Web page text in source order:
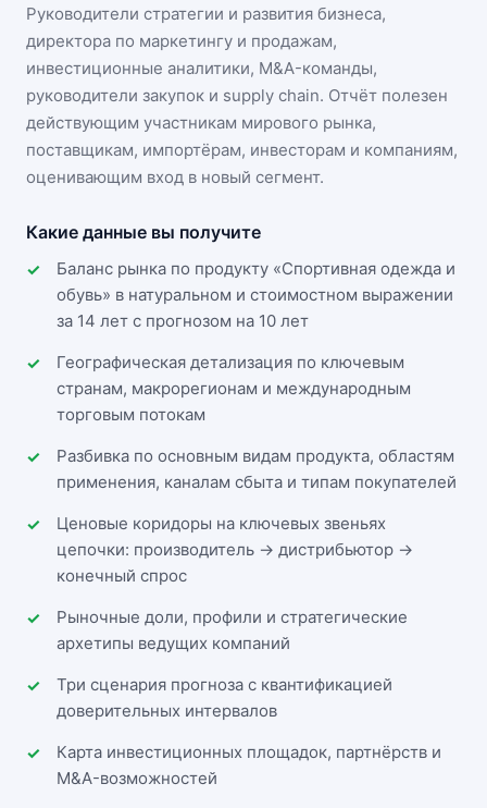
Руководители стратегии и развития бизнеса,
директора по маркетингу и продажам,
инвестиционные аналитики, M&A-команды,
руководители закупок и supply chain. Отчёт полезен
действующим участникам мирового рынка,
поставщикам, импортёрам, инвесторам и компаниям,
оценивающим вход в новый сегмент.
Какие данные вы получите
Баланс рынка по продукту «Спортивная одежда и
обувь» в натуральном и стоимостном выражении
за 14 лет с прогнозом на 10 лет
Географическая детализация по ключевым
странам, макрорегионам и международным
торговым потокам
Разбивка по основным видам продукта, областям
применения, каналам сбыта и типам покупателей
Ценовые коридоры на ключевых звеньях
цепочки: производитель → дистрибьютор →
конечный спрос
Рыночные доли, профили и стратегические
архетипы ведущих компаний
Три сценария прогноза с квантификацией
доверительных интервалов
Карта инвестиционных площадок, партнёрств и
M&A-возможностей